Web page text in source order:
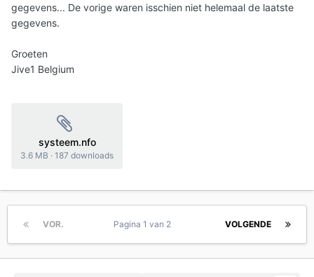
gegevens... De vorige waren isschien niet helemaal de laatste
gegevens.
Groeten
Jive1 Belgium
systeem.nfo
3.6 MB · 187 downloads
VOR. VOLGENDE
Pagina 1 van 2